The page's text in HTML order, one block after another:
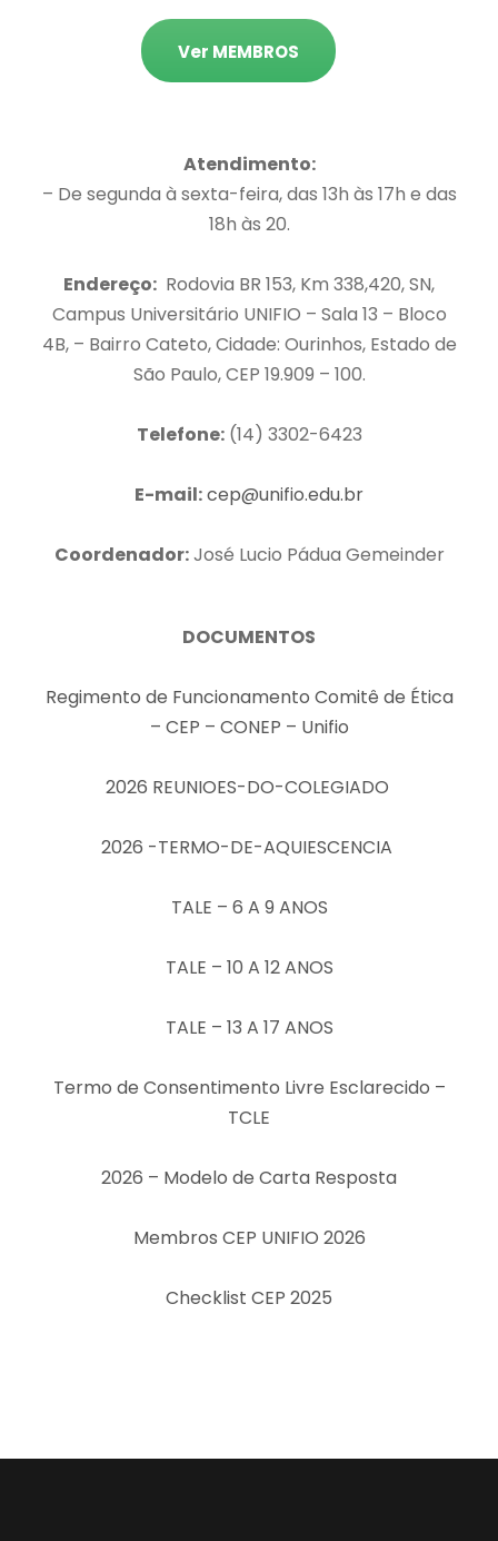
Ver MEMBROS
Atendimento:
– De segunda à sexta-feira, das 13h às 17h e das
18h às 20.
Endereço: Rodovia BR 153, Km 338,420, SN,
Campus Universitário UNIFIO – Sala 13 – Bloco
4B, – Bairro Cateto, Cidade: Ourinhos, Estado de
São Paulo, CEP 19.909 – 100.
Telefone:(14) 3302-6423
E-mail:cep@unifio.edu.br
Coordenador:José Lucio Pádua Gemeinder
DOCUMENTOS
Regimento de Funcionamento Comitê de Ética
– CEP – CONEP – Unifio
2026 REUNIOES-DO-COLEGIADO
2026 -TERMO-DE-AQUIESCENCIA
TALE – 6 A 9 ANOS
TALE – 10 A 12 ANOS
TALE – 13 A 17 ANOS
Termo de Consentimento Livre Esclarecido –
TCLE
2026 – Modelo de Carta Resposta
Membros CEP UNIFIO 2026
Checklist CEP 2025